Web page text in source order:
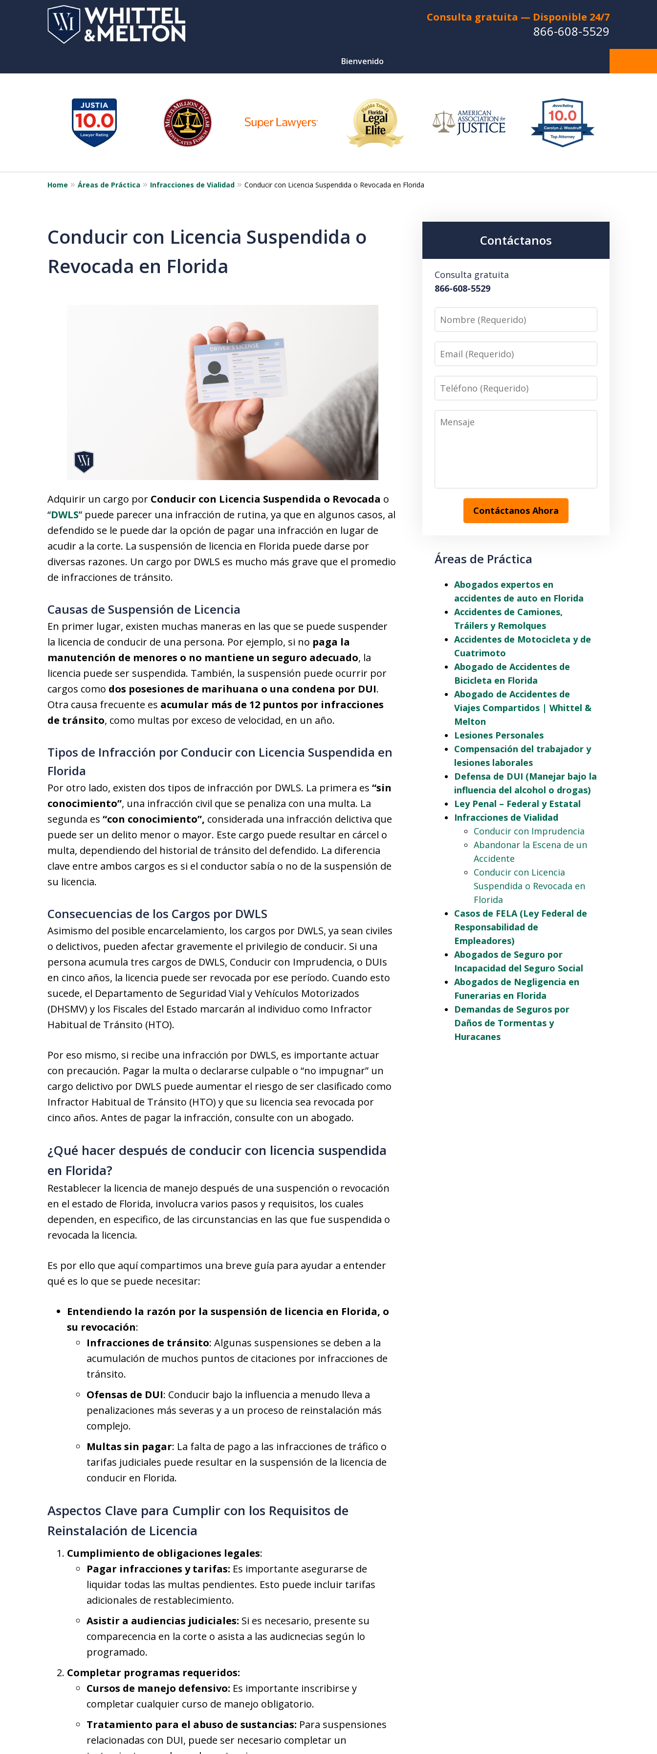
Consulta gratuita — Disponible 24/7
866-608-5529
Bienvenido
¿Herido en un Accidente de Coche o
Choque de Motocicleta? ¿Perdiste a un
Ser Querido en una Muerte Injusta?
Para Una Consulta Gratuita
12
Home Áreas de Práctica Infracciones de Vialidad Conducir con Licencia Suspendida o Revocada en Florida
Conducir con Licencia Suspendida o
Revocada en Florida
Adquirir un cargo por Conducir con Licencia Suspendida o Revocada o
“DWLS” puede parecer una infracción de rutina, ya que en algunos casos, al
defendido se le puede dar la opción de pagar una infracción en lugar de
acudir a la corte. La suspensión de licencia en Florida puede darse por
diversas razones. Un cargo por DWLS es mucho más grave que el promedio
de infracciones de tránsito.
Causas de Suspensión de Licencia
En primer lugar, existen muchas maneras en las que se puede suspender
la licencia de conducir de una persona. Por ejemplo, si no paga la
manutención de menores o no mantiene un seguro adecuado, la
licencia puede ser suspendida. También, la suspensión puede ocurrir por
cargos como dos posesiones de marihuana o una condena por DUI.
Otra causa frecuente es acumular más de 12 puntos por infracciones
de tránsito, como multas por exceso de velocidad, en un año.
Tipos de Infracción por Conducir con Licencia Suspendida en
Florida
Por otro lado, existen dos tipos de infracción por DWLS. La primera es “sin
conocimiento”, una infracción civil que se penaliza con una multa. La
segunda es “con conocimiento”, considerada una infracción delictiva que
puede ser un delito menor o mayor. Este cargo puede resultar en cárcel o
multa, dependiendo del historial de tránsito del defendido. La diferencia
clave entre ambos cargos es si el conductor sabía o no de la suspensión de
su licencia.
Consecuencias de los Cargos por DWLS
Asimismo del posible encarcelamiento, los cargos por DWLS, ya sean civiles
o delictivos, pueden afectar gravemente el privilegio de conducir. Si una
persona acumula tres cargos de DWLS, Conducir con Imprudencia, o DUIs
en cinco años, la licencia puede ser revocada por ese período. Cuando esto
sucede, el Departamento de Seguridad Vial y Vehículos Motorizados
(DHSMV) y los Fiscales del Estado marcarán al individuo como Infractor
Habitual de Tránsito (HTO).
Por eso mismo, si recibe una infracción por DWLS, es importante actuar
con precaución. Pagar la multa o declararse culpable o “no impugnar” un
cargo delictivo por DWLS puede aumentar el riesgo de ser clasificado como
Infractor Habitual de Tránsito (HTO) y que su licencia sea revocada por
cinco años. Antes de pagar la infracción, consulte con un abogado.
¿Qué hacer después de conducir con licencia suspendida
en Florida?
Restablecer la licencia de manejo después de una suspención o revocación
en el estado de Florida, involucra varios pasos y requisitos, los cuales
dependen, en especifico, de las circunstancias en las que fue suspendida o
revocada la licencia.
Es por ello que aquí compartimos una breve guía para ayudar a entender
qué es lo que se puede necesitar:
Entendiendo la razón por la suspensión de licencia en Florida, o
su revocación:
Infracciones de tránsito: Algunas suspensiones se deben a la
acumulación de muchos puntos de citaciones por infracciones de
tránsito.
Ofensas de DUI: Conducir bajo la influencia a menudo lleva a
penalizaciones más severas y a un proceso de reinstalación más
complejo.
Multas sin pagar: La falta de pago a las infracciones de tráfico o
tarifas judiciales puede resultar en la suspensión de la licencia de
conducir en Florida.
Aspectos Clave para Cumplir con los Requisitos de
Reinstalación de Licencia
Cumplimiento de obligaciones legales:
Pagar infracciones y tarifas: Es importante asegurarse de
liquidar todas las multas pendientes. Esto puede incluir tarifas
adicionales de restablecimiento.
Asistir a audiencias judiciales: Si es necesario, presente su
comparecencia en la corte o asista a las audicnecias según lo
programado.
Completar programas requeridos:
Cursos de manejo defensivo: Es importante inscribirse y
completar cualquier curso de manejo obligatorio.
Tratamiento para el abuso de sustancias: Para suspensiones
relacionadas con DUI, puede ser necesario completar un
Contáctanos
Consulta gratuita
866-608-5529
Nombre
(Requerido)
Email
(Requerido)
Teléfono
(Requerido)
Mensaje
Contáctanos Ahora
Áreas de Práctica
Abogados expertos en
accidentes de auto en Florida
Accidentes de Camiones,
Tráilers y Remolques
Accidentes de Motocicleta y de
Cuatrimoto
Abogado de Accidentes de
Bicicleta en Florida
Abogado de Accidentes de
Viajes Compartidos | Whittel &
Melton
Lesiones Personales
Compensación del trabajador y
lesiones laborales
Defensa de DUI (Manejar bajo la
influencia del alcohol o drogas)
Ley Penal – Federal y Estatal
Infracciones de Vialidad
Conducir con Imprudencia
Abandonar la Escena de un
Accidente
Conducir con Licencia
Suspendida o Revocada en
Florida
Casos de FELA (Ley Federal de
Responsabilidad de
Empleadores)
Abogados de Seguro por
Incapacidad del Seguro Social
Abogados de Negligencia en
Funerarias en Florida
Demandas de Seguros por
Daños de Tormentas y
Huracanes